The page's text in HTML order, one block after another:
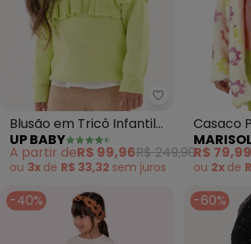
Up Baby -
Blusão em Tricô Infantil
Menina (Verde)
UP BABY
A partir deR$ 99,96R$ 249,90
ou 3x de R$ 33,32 sem juros
Casaco
Infantil
R$ 79,99
ou 2x de
-40% -60%